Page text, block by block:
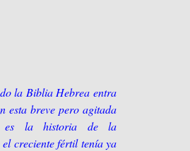
la Biblia Hebrea entra
esta breve pero agitada
es la historia de la
creciente fértil tenía ya